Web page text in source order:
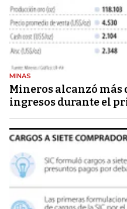
MINAS
Mineros alcanzó más
ingresos durante el